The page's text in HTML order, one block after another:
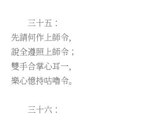
三十五：
先請何作上師令，
說全遵照上師令；
雙手合掌心耳一，
樂心憶持咕嚕令。
三十六：